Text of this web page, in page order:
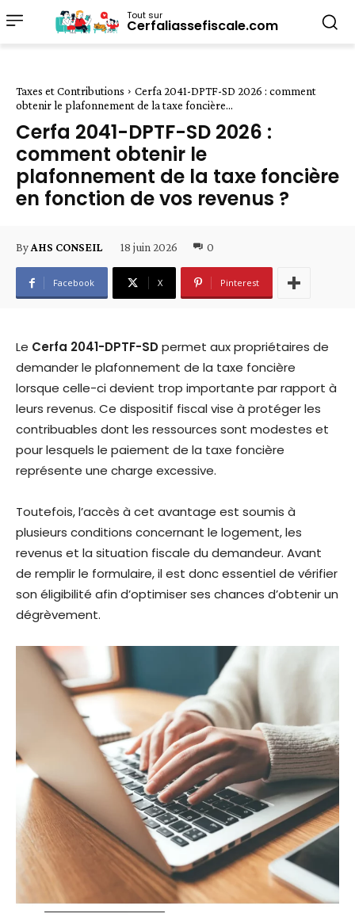
Tout sur
Cerfaliassefiscale.com
Taxes et Contributions
Cerfa 2041-DPTF-SD 2026 : comment
obtenir le plafonnement de la taxe foncière...
Cerfa 2041-DPTF-SD 2026 :
comment obtenir le
plafonnement de la taxe foncière
en fonction de vos revenus ?
ByAHS CONSEIL 18 juin 2026 0
Facebook X Pinterest
Le Cerfa 2041-DPTF-SDpermet aux propriétaires de
demander le plafonnement de la taxe foncière
lorsque celle-ci devient trop importante par rapport à
leurs revenus. Ce dispositif fiscal vise à protéger les
contribuables dont les ressources sont modestes et
pour lesquels le paiement de la taxe foncière
représente une charge excessive.
Toutefois, l’accès à cet avantage est soumis à
plusieurs conditions concernant le logement, les
revenus et la situation fiscale du demandeur. Avant
de remplir le formulaire, il est donc essentiel de vérifier
son éligibilité afin d’optimiser ses chances d’obtenir un
dégrèvement.